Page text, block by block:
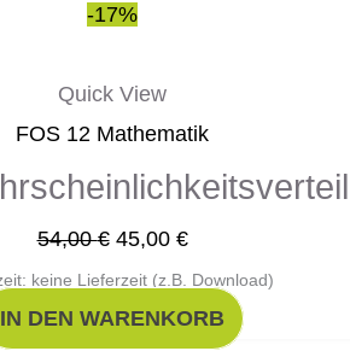
-17%
Quick View
FOS 12 Mathematik
54,00€
Ursprünglicher
war:
54,00 €
45,00 €
45,00 €.
keine Lieferzeit (z.B. Download)
IN DEN WARENKORB